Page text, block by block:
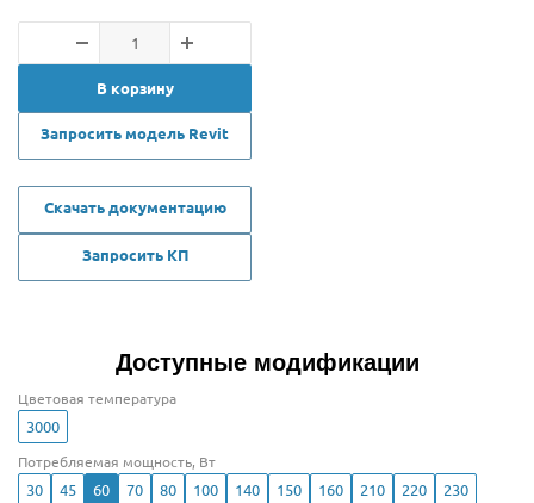
В корзину
Запросить модель Revit
Скачать документацию
Запросить КП
Доступные модификации
Цветовая температура
3000
Потребляемая мощность, Вт
30 45 60 70 80 100 140 150 160 210 220
230